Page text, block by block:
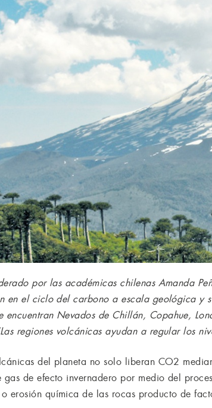
por las académicas chilenas Amanda
en el ciclo del carbono a escala geológica y
encuentran Nevados de Chillán, Copahue,
regiones volcánicas ayudan a regular los
del planeta no solo liberan CO2
gas de efecto invernadero por medio del
erosión química de las rocas producto de